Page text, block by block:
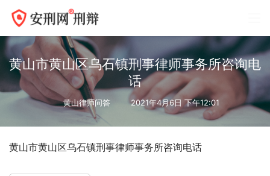
黄山市黄山区乌石镇刑事律师事务所咨询电
话
黄山律师问答 2021年4月6日 下午12:01
黄山市黄山区乌石镇刑事律师事务所咨询电话